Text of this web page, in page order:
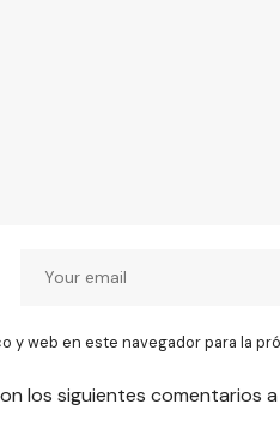
y web en este navegador para la
los siguientes comentarios